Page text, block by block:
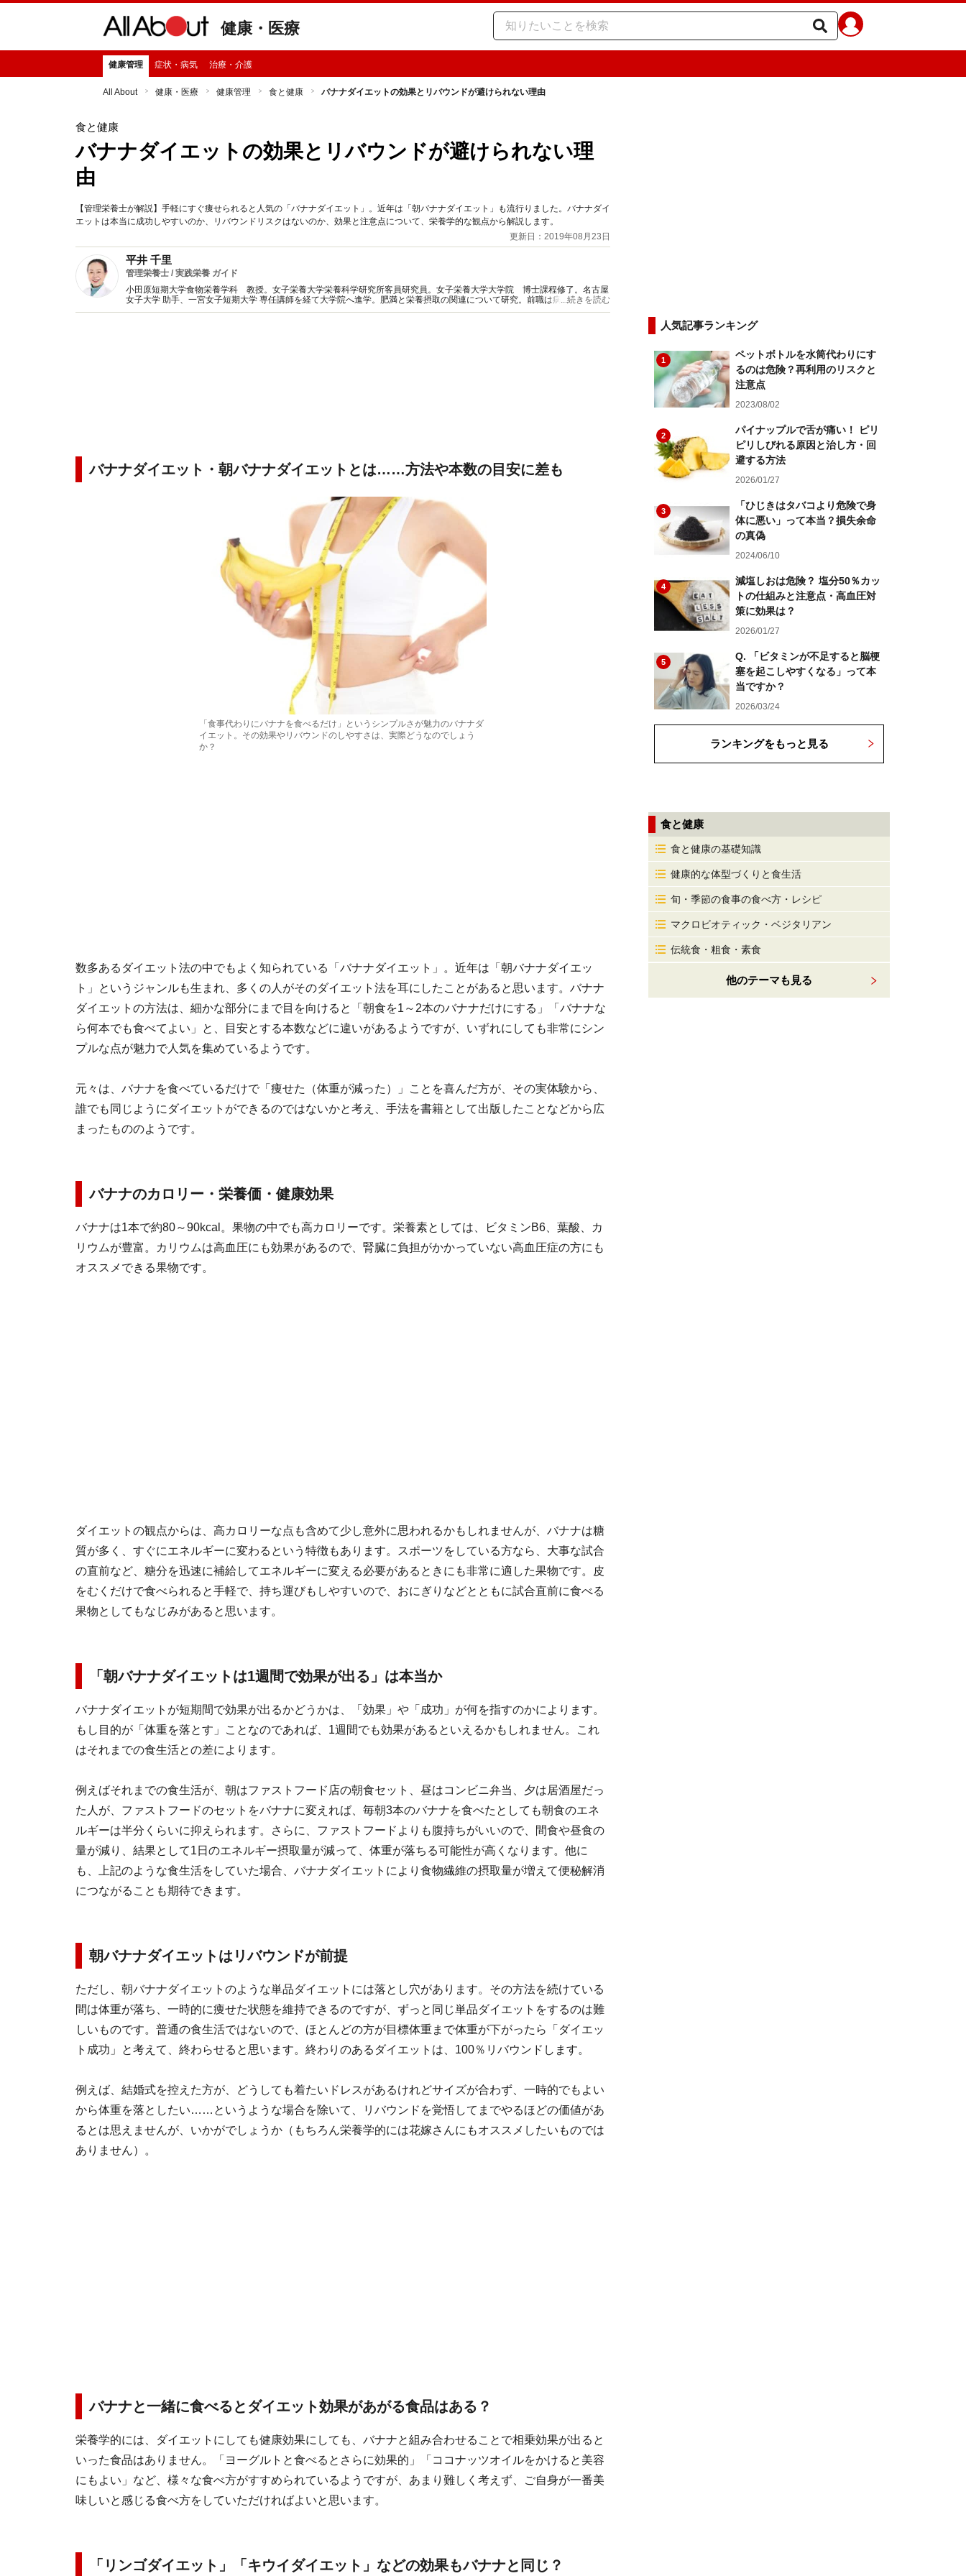
健康・医療
健康管理 症状・病気 治療・介護
All About 健康・医療 健康管理 食と健康 バナナダイエットの効果とリバウンドが避けられない理由
食と健康
バナナダイエットの効果とリバウンドが避けられない理
由
【管理栄養士が解説】手軽にすぐ痩せられると人気の「バナナダイエット」。近年は「朝バナナダイエット」も流行りました。バナナダイ
エットは本当に成功しやすいのか、リバウンドリスクはないのか、効果と注意点について、栄養学的な観点から解説します。
更新日：2019年08月23日
平井 千里
管理栄養士 / 実践栄養 ガイド
小田原短期大学食物栄養学科 教授。女子栄養大学栄養科学研究所客員研究員。女子栄養大学大学院 博士課程修了。名古屋
女子大学 助手、一宮女子短期大学 専任講師を経て大学院へ進学。肥満と栄養摂取の関連について研究。前職は病院栄養科責
任者（栄養相談も実施）。現在は教壇に立つ傍ら、実践に即した栄養情報を発信。
...続きを読む
バナナダイエット・朝バナナダイエットとは……方法や本数の目安に差も
「食事代わりにバナナを食べるだけ」というシンプルさが魅力のバナナダ
イエット。その効果やリバウンドのしやすさは、実際どうなのでしょう
か？
数多あるダイエット法の中でもよく知られている「バナナダイエット」。近年は「朝バナナダイエッ
ト」というジャンルも生まれ、多くの人がそのダイエット法を耳にしたことがあると思います。バナナ
ダイエットの方法は、細かな部分にまで目を向けると「朝食を1～2本のバナナだけにする」「バナナな
ら何本でも食べてよい」と、目安とする本数などに違いがあるようですが、いずれにしても非常にシン
プルな点が魅力で人気を集めているようです。
元々は、バナナを食べているだけで「痩せた（体重が減った）」ことを喜んだ方が、その実体験から、
誰でも同じようにダイエットができるのではないかと考え、手法を書籍として出版したことなどから広
まったもののようです。
バナナのカロリー・栄養価・健康効果
バナナは1本で約80～90kcal。果物の中でも高カロリーです。栄養素としては、ビタミンB6、葉酸、カ
リウムが豊富。カリウムは高血圧にも効果があるので、腎臓に負担がかかっていない高血圧症の方にも
オススメできる果物です。
ダイエットの観点からは、高カロリーな点も含めて少し意外に思われるかもしれませんが、バナナは糖
質が多く、すぐにエネルギーに変わるという特徴もあります。スポーツをしている方なら、大事な試合
の直前など、糖分を迅速に補給してエネルギーに変える必要があるときにも非常に適した果物です。皮
をむくだけで食べられると手軽で、持ち運びもしやすいので、おにぎりなどとともに試合直前に食べる
果物としてもなじみがあると思います。
「朝バナナダイエットは1週間で効果が出る」は本当か
バナナダイエットが短期間で効果が出るかどうかは、「効果」や「成功」が何を指すのかによります。
もし目的が「体重を落とす」ことなのであれば、1週間でも効果があるといえるかもしれません。これ
はそれまでの食生活との差によります。
例えばそれまでの食生活が、朝はファストフード店の朝食セット、昼はコンビニ弁当、夕は居酒屋だっ
た人が、ファストフードのセットをバナナに変えれば、毎朝3本のバナナを食べたとしても朝食のエネ
ルギーは半分くらいに抑えられます。さらに、ファストフードよりも腹持ちがいいので、間食や昼食の
量が減り、結果として1日のエネルギー摂取量が減って、体重が落ちる可能性が高くなります。他に
も、上記のような食生活をしていた場合、バナナダイエットにより食物繊維の摂取量が増えて便秘解消
につながることも期待できます。
朝バナナダイエットはリバウンドが前提
ただし、朝バナナダイエットのような単品ダイエットには落とし穴があります。その方法を続けている
間は体重が落ち、一時的に痩せた状態を維持できるのですが、ずっと同じ単品ダイエットをするのは難
しいものです。普通の食生活ではないので、ほとんどの方が目標体重まで体重が下がったら「ダイエッ
ト成功」と考えて、終わらせると思います。終わりのあるダイエットは、100％リバウンドします。
例えば、結婚式を控えた方が、どうしても着たいドレスがあるけれどサイズが合わず、一時的でもよい
から体重を落としたい……というような場合を除いて、リバウンドを覚悟してまでやるほどの価値があ
るとは思えませんが、いかがでしょうか（もちろん栄養学的には花嫁さんにもオススメしたいものでは
ありません）。
バナナと一緒に食べるとダイエット効果があがる食品はある？
栄養学的には、ダイエットにしても健康効果にしても、バナナと組み合わせることで相乗効果が出ると
いった食品はありません。「ヨーグルトと食べるとさらに効果的」「ココナッツオイルをかけると美容
にもよい」など、様々な食べ方がすすめられているようですが、あまり難しく考えず、ご自身が一番美
味しいと感じる食べ方をしていただければよいと思います。
「リンゴダイエット」「キウイダイエット」などの効果もバナナと同じ？
人気記事ランキング
1
ペットボトルを水筒代わりにす
るのは危険？再利用のリスクと
注意点
2023/08/02
2
パイナップルで舌が痛い！ ピリ
ピリしびれる原因と治し方・回
避する方法
2026/01/27
3
「ひじきはタバコより危険で身
体に悪い」って本当？損失余命
の真偽
2024/06/10
4
減塩しおは危険？ 塩分50％カッ
トの仕組みと注意点・高血圧対
策に効果は？
2026/01/27
5
Q. 「ビタミンが不足すると脳梗
塞を起こしやすくなる」って本
当ですか？
2026/03/24
ランキングをもっと見る
食と健康
食と健康の基礎知識
健康的な体型づくりと食生活
旬・季節の食事の食べ方・レシピ
マクロビオティック・ベジタリアン
伝統食・粗食・素食
他のテーマも見る